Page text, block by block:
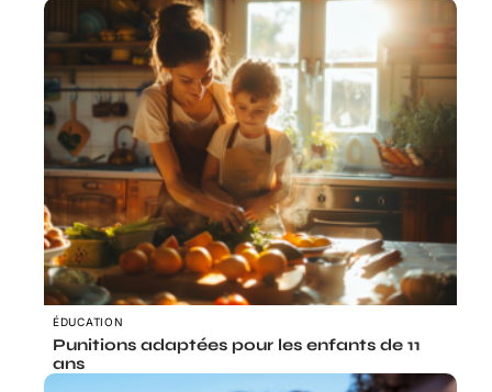
ÉDUCATION
Punitions adaptées pour les enfants de 11
ans